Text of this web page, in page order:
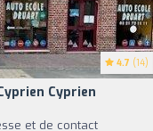
4.7 (14)
Cyprien
et de contact